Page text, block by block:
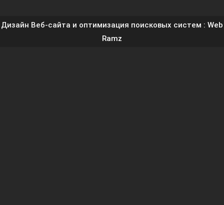
Дизайн Веб-сайта и оптимизация поисковых систем : Web
Ramz